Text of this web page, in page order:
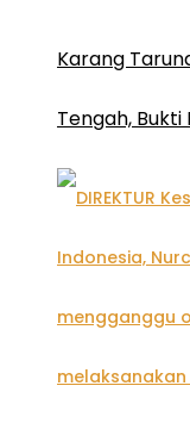
Karang
Tengah,